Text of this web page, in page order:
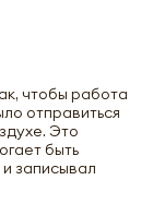
чтобы работа
отправиться
Это
быть
записывал